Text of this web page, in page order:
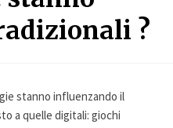
?
stanno influenzando il
a quelle digitali: giochi